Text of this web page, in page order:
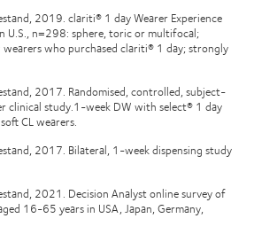
2019. clariti® 1 day Wearer Experience
U.S., n=298: sphere, toric or multifocal;
wearers who purchased clariti® 1 day; strongly
2017. Randomised, controlled, subject-
clinical study.1-week DW with select® 1 day
CL wearers.
2017. Bilateral, 1-week dispensing study
2021. Decision Analyst online survey of
16-65 years in USA, Japan, Germany,